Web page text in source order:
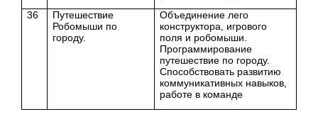
36
Путешествие
Робомыши по
городу.
Объединение лего
конструктора, игрового
поля и робомыши.
Программирование
путешествие по городу.
Способствовать развитию
коммуникативных навыков,
работе в команде